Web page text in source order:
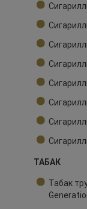
ТАБАК
Табак